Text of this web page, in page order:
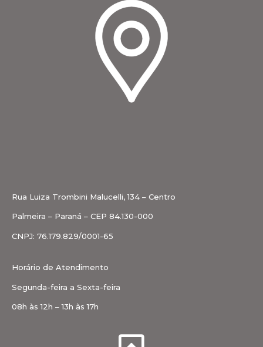
Rua Luiza Trombini Malucelli, 134 – Centro
Palmeira – Paraná – CEP 84.130-000
CNPJ: 76.179.829/0001-65
Horário de Atendimento
Segunda-feira a Sexta-feira
08h às 12h – 13h às 17h